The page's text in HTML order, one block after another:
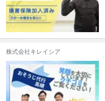
株式会社キレイシア